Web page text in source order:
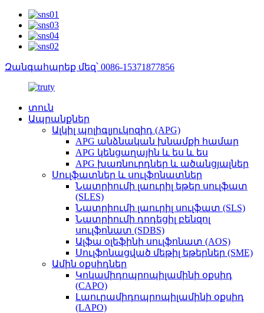
Զանգահարեք մեզ՝ 0086-15371877856
տուն
Ապրանքներ
Ալկիլ պոլիգլյուկոզիդ (APG)
APG անձնական խնամքի համար
APG կենցաղային և ես և ես
APG խառնուրդներ և ածանցյալներ
Սուլֆատներ և սուլֆոնատներ
Նատրիումի լաուրիլ եթեր սուլֆատ
(SLES)
Նատրիումի լաուրիլ սուլֆատ (SLS)
Նատրիումի դոդեցիլ բենզոլ
սուլֆոնատ (SDBS)
Ալֆա օլեֆինի սուլֆոնատ (AOS)
Սուլֆոնացված մեթիլ եթերներ (SME)
Ամին օքսիդներ
Կոկամիդոպրոպիլամինի օքսիդ
(CAPO)
Լաուրամիդոպրոպիլամինի օքսիդ
(LAPO)